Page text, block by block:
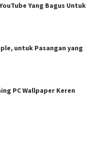
Yang Bagus Untuk
untuk Pasangan yang
PC Wallpaper Keren